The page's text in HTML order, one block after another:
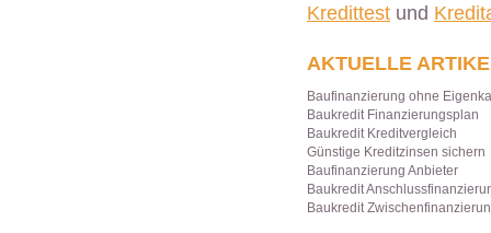
Kredittest und
AKTUELLE
Baufinanzierung ohne
Baukredit Finanzierungsplan
Baukredit Kreditvergleich
Günstige Kreditzinsen sichern
Baufinanzierung Anbieter
Baukredit
Baukredit